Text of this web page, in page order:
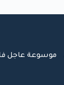
موسوعة عاجل